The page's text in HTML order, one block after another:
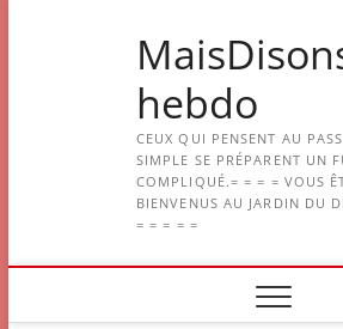
hebdo
CEUX QUI PENSENT AU
SIMPLE SE PRÉPARENT UN
COMPLIQUÉ.= = = = VOUS
BIENVENUS AU JARDIN DU
= = = = =